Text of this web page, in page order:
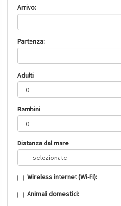
Arrivo:
Partenza:
Adulti
Bambini
Distanza dal mare
Wireless internet (Wi-Fi):
Animali domestici: